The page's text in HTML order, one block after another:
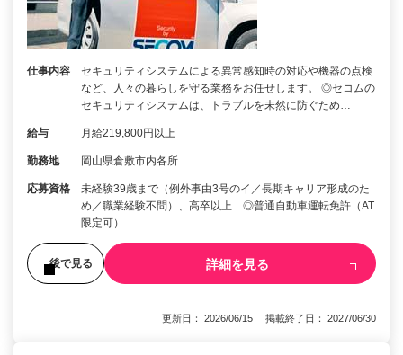
仕事内容
セキュリティシステムによる異常感知時の対応や機器の点検
など、人々の暮らしを守る業務をお任せします。 ◎セコムの
セキュリティシステムは、トラブルを未然に防ぐため…
給与 月給219,800円以上
勤務地 岡山県倉敷市内各所
応募資格
未経験39歳まで（例外事由3号のイ／長期キャリア形成のた
め／職業経験不問）、高卒以上 ◎普通自動車運転免許（AT
限定可）
後で見る 詳細を見る
更新日： 2026/06/15 掲載終了日： 2027/06/30